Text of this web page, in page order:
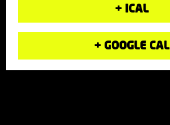
+ ICAL
+ GOOGLE CAL